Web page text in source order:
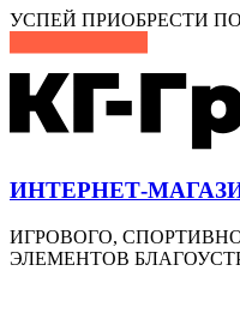
Перейти
УСПЕЙ ПРИОБРЕСТИ
ИНТЕРНЕТ-
ИГРОВОГО,
ЭЛЕМЕНТОВ